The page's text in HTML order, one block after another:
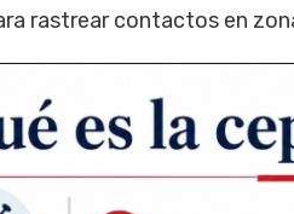
rastrear contactos en